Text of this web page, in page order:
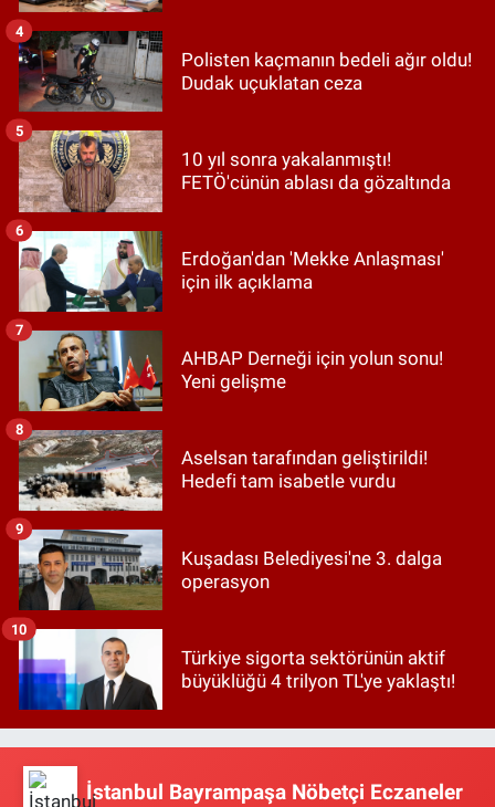
Polisten kaçmanın bedeli ağır oldu!
Dudak uçuklatan ceza
4
10 yıl sonra yakalanmıştı!
FETÖ'cünün ablası da gözaltında
5
Erdoğan'dan 'Mekke Anlaşması'
için ilk açıklama
6
AHBAP Derneği için yolun sonu!
Yeni gelişme
7
Aselsan tarafından geliştirildi!
Hedefi tam isabetle vurdu
8
Kuşadası Belediyesi'ne 3. dalga
operasyon
9
Türkiye sigorta sektörünün aktif
büyüklüğü 4 trilyon TL'ye yaklaştı!
10
İstanbul Bayrampaşa Nöbetçi Eczaneler